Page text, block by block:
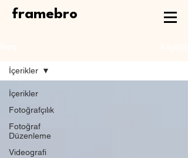
framebro
İçerikler
Fotoğrafçılık
Fotoğraf
Düzenleme
Videografi
İçerikler